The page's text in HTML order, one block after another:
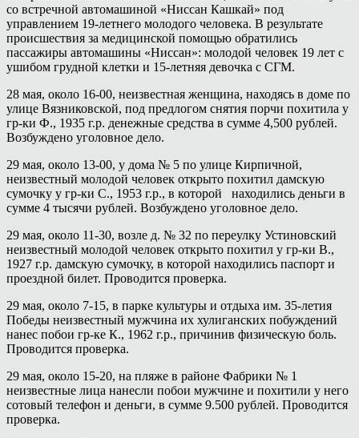
со встречной автомашиной «Ниссан Кашкай» под
управлением 19-летнего молодого человека. В результате
происшествия за медицинской помощью обратились
пассажиры автомашины «Ниссан»: молодой человек 19 лет с
ушибом грудной клетки и 15-летняя девочка с СГМ.
28 мая, около 16-00, неизвестная женщина, находясь в доме по
улице Вязниковской, под предлогом снятия порчи похитила у
гр-ки Ф., 1935 г.р. денежные средства в сумме 4,500 рублей.
Возбуждено уголовное дело.
29 мая, около 13-00, у дома № 5 по улице Кирпичной,
неизвестный молодой человек открыто похитил дамскую
сумочку у гр-ки С., 1953 г.р., в которой находились деньги в
сумме 4 тысячи рублей. Возбуждено уголовное дело.
29 мая, около 11-30, возле д. № 32 по переулку Устиновский
неизвестный молодой человек открыто похитил у гр-ки В.,
1927 г.р. дамскую сумочку, в которой находились паспорт и
проездной билет. Проводится проверка.
29 мая, около 7-15, в парке культуры и отдыха им. 35-летия
Победы неизвестный мужчина их хулиганских побуждений
нанес побои гр-ке К., 1962 г.р., причинив физическую боль.
Проводится проверка.
29 мая, около 15-20, на пляже в районе Фабрики № 1
неизвестные лица нанесли побои мужчине и похитили у него
сотовый телефон и деньги, в сумме 9.500 рублей. Проводится
проверка.